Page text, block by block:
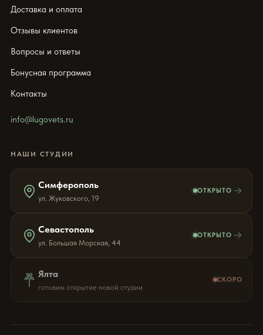
Доставка и оплата
Отзывы клиентов
Вопросы и ответы
Бонусная программа
Контакты
info@lugovets.ru
НАШИ СТУДИИ
Симферополь
ул. Жуковского, 19
ОТКРЫТО →
Севастополь
ул. Большая Морская, 44
ОТКРЫТО →
Ялта
готовим открытие новой студии
СКОРО